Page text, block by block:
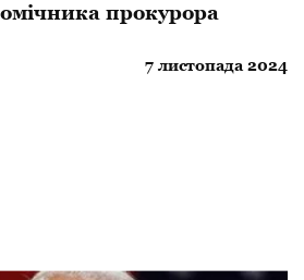
прокурора
7 листопада 2024